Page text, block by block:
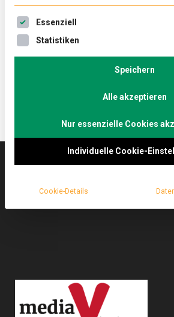
1. November 2020
Wenn der Weltvegantag mit dem
zusammenfällt, was gäbe es
ein veganes Restaurant mit Vision
Es folgt eine Liste der Service-
Essenziell
Statistiken
Speichern
Alle akzeptieren
Nur essenzielle Cookies
Individuelle Cookie-
Cookie-Details